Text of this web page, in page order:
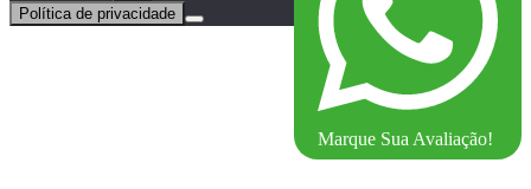
Marque Sua Avaliação!
Política de privacidade